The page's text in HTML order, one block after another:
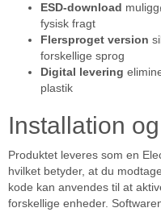
ESD-download
fysisk fragt
Flersproget version
forskellige sprog
Digital levering
plastik
Installation
Produktet leveres som en
hvilket betyder, at du
kode kan anvendes til at
forskellige enheder.